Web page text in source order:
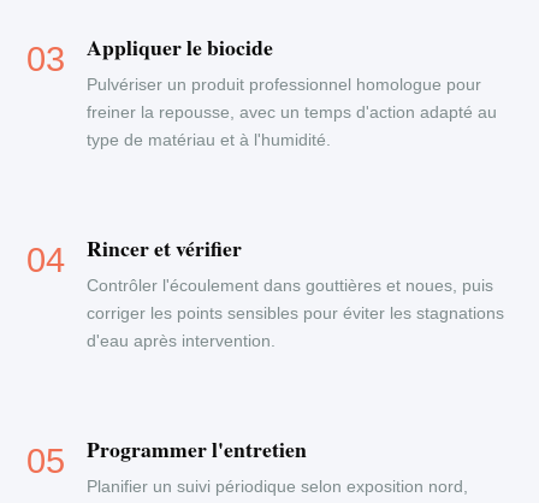
Appliquer le biocide
Pulvériser un produit professionnel homologue pour
freiner la repousse, avec un temps d'action adapté au
type de matériau et à l'humidité.
Rincer et vérifier
Contrôler l'écoulement dans gouttières et noues, puis
corriger les points sensibles pour éviter les stagnations
d'eau après intervention.
Programmer l'entretien
Planifier un suivi périodique selon exposition nord,